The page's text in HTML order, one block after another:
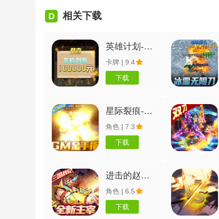
D 相关下载
英雄计划-GM全免万充
卡牌 | 9.4
下载
星际裂痕-送GM金手指
角色 | 7.3
下载
进击的赵云-送五万真充
角色 | 6.5
下载